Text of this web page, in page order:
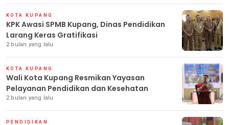
KOTA KUPANG
KPK Awasi SPMB Kupang, Dinas Pendidikan
Larang Keras Gratifikasi
2 bulan yang lalu
KOTA KUPANG
Wali Kota Kupang Resmikan Yayasan
Pelayanan Pendidikan dan Kesehatan
2 bulan yang lalu
PENDIDIKAN